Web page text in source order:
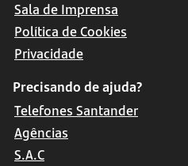
Sala de Imprensa
Política de Cookies
Privacidade
Precisando de ajuda?
Telefones Santander
Agências
S.A.C